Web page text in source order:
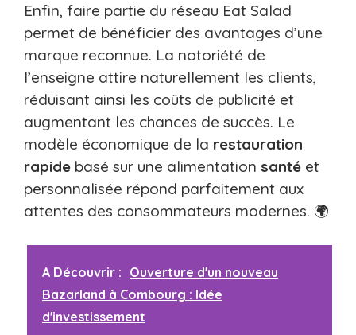
Enfin, faire partie du réseau Eat Salad
permet de bénéficier des avantages d’une
marque reconnue. La notoriété de
l’enseigne attire naturellement les clients,
réduisant ainsi les coûts de publicité et
augmentant les chances de succès. Le
modèle économique de la restauration
rapide basé sur une alimentation santé et
personnalisée répond parfaitement aux
attentes des consommateurs modernes. 🌍
A Découvrir : Ouverture d'un nouveau
Bazarland à Combourg : Idée
d'investissement